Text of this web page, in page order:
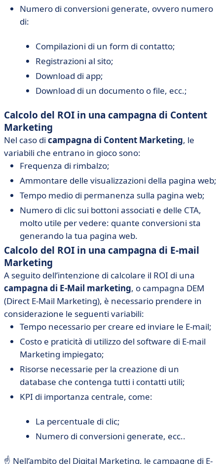
Numero di conversioni generate, ovvero numero
di:
Compilazioni di un form di contatto;
Registrazioni al sito;
Download di app;
Download di un documento o file, ecc.;
Calcolo del ROI in una campagna di Content
Marketing
Nel caso di campagna di Content Marketing, le
variabili che entrano in gioco sono:
Frequenza di rimbalzo;
Ammontare delle visualizzazioni della pagina web;
Tempo medio di permanenza sulla pagina web;
Numero di clic sui bottoni associati e delle CTA,
molto utile per vedere: quante conversioni sta
generando la tua pagina web.
Calcolo del ROI in una campagna di E-mail
Marketing
A seguito dell’intenzione di calcolare il ROI di una
campagna di E-Mail marketing, o campagna DEM
(Direct E-Mail Marketing), è necessario prendere in
considerazione le seguenti variabili:
Tempo necessario per creare ed inviare le E-mail;
Costo e praticità di utilizzo del software di E-mail
Marketing impiegato;
Risorse necessarie per la creazione di un
database che contenga tutti i contatti utili;
KPI di importanza centrale, come:
La percentuale di clic;
Numero di conversioni generate, ecc..
☝ Nell’ambito del Digital Marketing, le campagne di E-